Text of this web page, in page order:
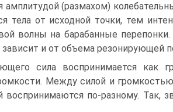
амплитудой (размахом)
тела от исходной точки, тем
волны на барабанные
зависит и от объема резонирующей
сила воспринимается как
Между силой и
воспринимаются по-разному. Так,